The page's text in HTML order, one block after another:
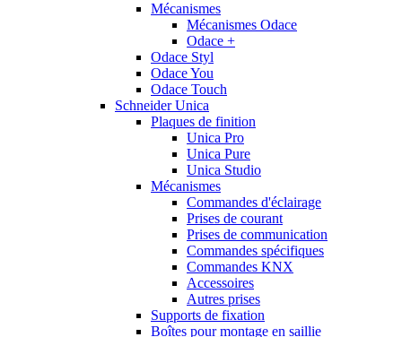
Mécanismes
Mécanismes Odace
Odace +
Odace Styl
Odace You
Odace Touch
Schneider Unica
Plaques de finition
Unica Pro
Unica Pure
Unica Studio
Mécanismes
Commandes d'éclairage
Prises de courant
Prises de communication
Commandes spécifiques
Commandes KNX
Accessoires
Autres prises
Supports de fixation
Boîtes pour montage en saillie